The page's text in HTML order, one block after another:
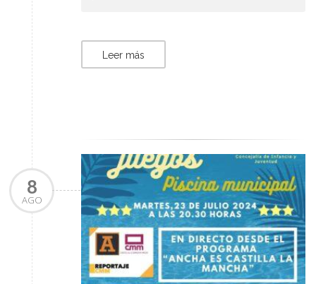
Leer más
8
AGO